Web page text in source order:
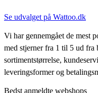
Se udvalget på Wattoo.dk
Vi har gennemgået de mest
med stjerner fra 1 til 5 ud fra
sortimentstørrelse,
leveringsformer og
Bedst anmeldte webshops